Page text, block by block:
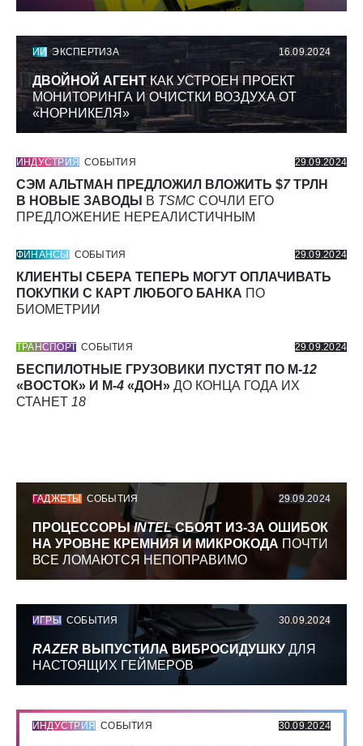
ИИ ЭКСПЕРТИЗА 16.09.2024
ДВОЙНОЙ АГЕНТКАК УСТРОЕН ПРОЕКТ
МОНИТОРИНГА И ОЧИСТКИ ВОЗДУХА ОТ
«НОРНИКЕЛЯ»
ИНДУСТРИЯ СОБЫТИЯ 29.09.2024
СЭМ АЛЬТМАН ПРЕДЛОЖИЛ ВЛОЖИТЬ $7ТРЛН
В НОВЫЕ ЗАВОДЫ
В TSMC СОЧЛИ ЕГО
ПРЕДЛОЖЕНИЕ НЕРЕАЛИСТИЧНЫМ
ФИНАНСЫ СОБЫТИЯ 29.09.2024
КЛИЕНТЫ СБЕРА ТЕПЕРЬ МОГУТ ОПЛАЧИВАТЬ
ПОКУПКИ С КАРТ ЛЮБОГО БАНКА ПО
БИОМЕТРИИ
ТРАНСПОРТ СОБЫТИЯ 29.09.2024
БЕСПИЛОТНЫЕ ГРУЗОВИКИ ПУСТЯТ ПО М-12
«ВОСТОК» И М-4 «ДОН» ДО КОНЦА ГОДА ИХ
СТАНЕТ 18
ГАДЖЕТЫ СОБЫТИЯ 29.09.2024
ПРОЦЕССОРЫINTELСБОЯТ ИЗ-ЗА ОШИБОК
НА УРОВНЕ КРЕМНИЯ И МИКРОКОДА ПОЧТИ
ВСЕ ЛОМАЮТСЯ НЕПОПРАВИМО
ИГРЫ СОБЫТИЯ 30.09.2024
RAZER ВЫПУСТИЛА ВИБРОСИДУШКУ ДЛЯ
НАСТОЯЩИХ ГЕЙМЕРОВ
ИНДУСТРИЯ СОБЫТИЯ 30.09.2024